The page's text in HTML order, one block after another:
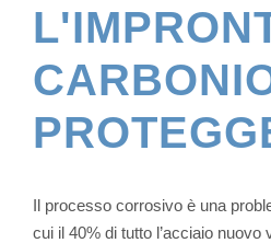
Il processo corrosivo è una
cui il 40% di tutto l’acciaio nuovo